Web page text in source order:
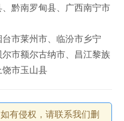
黔南罗甸县、广西南宁市
市莱州市、临汾市乡宁
市额尔古纳市、昌江黎族
市玉山县
有侵权，请联系我们删